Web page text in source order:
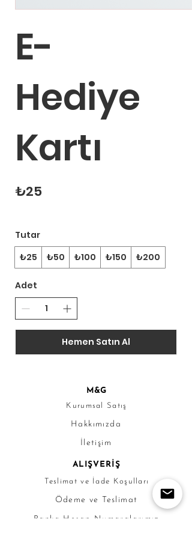
E-
Hediye
Kartı
₺25
Tutar
₺25
₺50 ₺100 ₺150 ₺200
Adet
Hemen Satın Al
M&G
Kurumsal Satış
Hakkımızda
İletişim
ALIŞVERİŞ
Teslimat ve İade Koşulları
Ödeme ve Teslimat
Banka Hesap Numaralarımız